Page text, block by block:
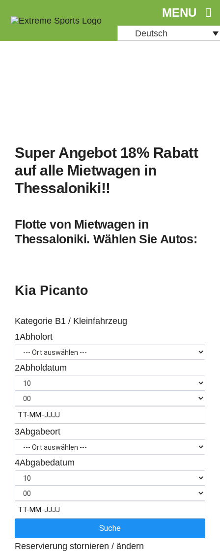
content
MENU
Deutsch
Super Angebot 18% Rabatt
auf alle Mietwagen in
Thessaloniki!!
Flotte von Mietwagen in
Thessaloniki. Wählen Sie Autos:
Kia Picanto
Kategorie B1 / Kleinfahrzeug
1Abholort
2Abholdatum
3Abgabeort
4Abgabedatum
Suche
Reservierung stornieren / ändern